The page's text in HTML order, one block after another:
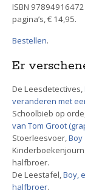
ISBN
pagina’s, € 14,95.
Bestellen.
Er
De Leesdetectives,
veranderen met
Schoolbieb op orde,
van Tom Groot
Stoerleesvoer, Boy
halfbroer.
De Leestafel, Boy,
halfbroer.